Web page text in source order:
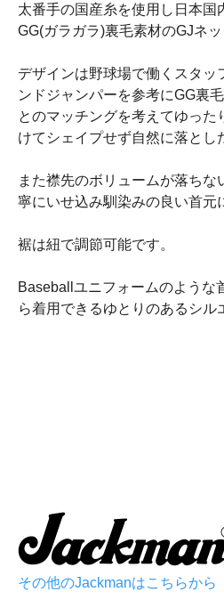
太番手の国産糸を使用し日本国
GG(ガラガラ)裏毛素材のGJネッ
デザインは野球場で働くスタッ
ンドジャンパーを参考にGG裏
とのマッチングを考えてゆった
けてシェイプせず自然に落とし
また襟先のボリュームが落ち
寧にいせ込み馴染みの良い首元
裾は紐で調節可能です。
Baseballユニフォームのような
ら着用できるゆとりのあるシル
その他のJackmanはこちらから